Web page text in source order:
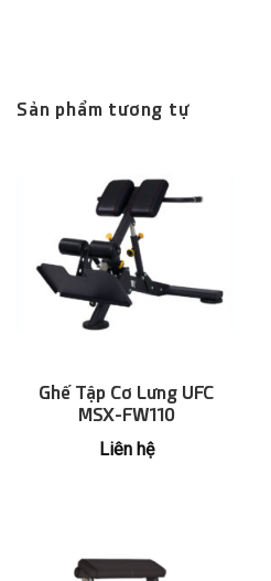
Sản phẩm tương tự
Ghế Tập Cơ Lưng UFC
MSX-FW110
Liên hệ